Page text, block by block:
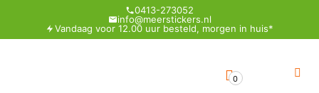
0413-273052
info@meerstickers.nl
Vandaag voor 12.00 uur besteld, morgen in huis*
0